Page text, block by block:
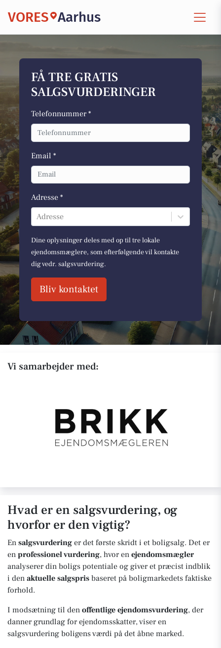
VORES Aarhus
FÅ TRE GRATIS
SALGSVURDERINGER
Telefonnummer *
Email *
Adresse *
Adresse
Dine oplysninger deles med op til tre lokale
ejendomsmæglere, som efterfølgende vil kontakte
dig vedr. salgsvurdering.
Bliv kontaktet
Vi samarbejder med:
Hvad er en salgsvurdering, og
hvorfor er den vigtig?
En salgsvurdering er det første skridt i et boligsalg. Det er
en professionel vurdering, hvor en ejendomsmægler
analyserer din boligs potentiale og giver et præcist indblik
i den aktuelle salgspris baseret på boligmarkedets faktiske
forhold.
I modsætning til den offentlige ejendomsvurdering, der
danner grundlag for ejendomsskatter, viser en
salgsvurdering boligens værdi på det åbne marked.